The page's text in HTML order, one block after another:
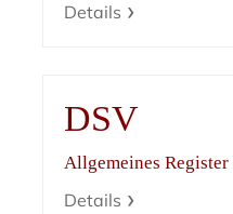
Details
DSV
Allgemeines Register
Details